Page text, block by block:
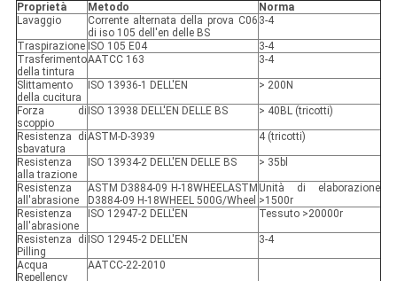
Proprietà Metodo
Norma
Lavaggio
Corrente alternata della prova C06
di iso 105 dell'en delle BS
3-4
Traspirazione ISO 105 E04
3-4
Trasferimento
della tintura
AATCC 163 3-4
Slittamento
della cucitura
ISO 13936-1 DELL'EN > 200N
Forza di
scoppio
ISO 13938 DELL'EN DELLE BS > 40BL (tricotti)
Resistenza di
sbavatura
ASTM-D-3939 4 (tricotti)
Resistenza
alla trazione
ISO 13934-2 DELL'EN DELLE BS > 35bl
Resistenza
all'abrasione
ASTM D3884-09 H-18WHEELASTM
D3884-09 H-18WHEEL 500G/Wheel
Unità di elaborazione
>1500r
Resistenza
all'abrasione
ISO 12947-2 DELL'EN Tessuto >20000r
Resistenza di
Pilling
ISO 12945-2 DELL'EN 3-4
Acqua
Repellency
AATCC-22-2010